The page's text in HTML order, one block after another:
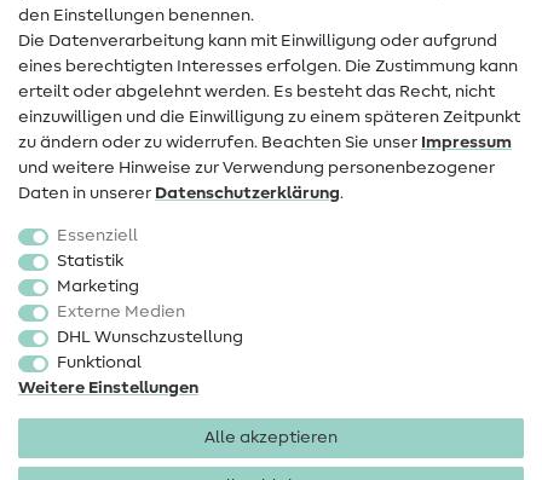
FAQ
Widerrufsrecht
Beliebt
Stoffe
Sale
Schnittmuster
den Einstellungen benennen.
Die Datenverarbeitung kann mit Einwilligung oder aufgrund
eines berechtigten Interesses erfolgen. Die Zustimmung kann
erteilt oder abgelehnt werden. Es besteht das Recht, nicht
einzuwilligen und die Einwilligung zu einem späteren Zeitpunkt
zu ändern oder zu widerrufen. Beachten Sie unser Impressum
und weitere Hinweise zur Verwendung personenbezogener
Daten in unserer Daten­schutz­erklärung.
Essenziell
Statistik
Marketing
Externe Medien
DHL Wunschzustellung
Funktional
Weitere Einstellungen
Alle akzeptieren
Impressum Datenschutz
AGB